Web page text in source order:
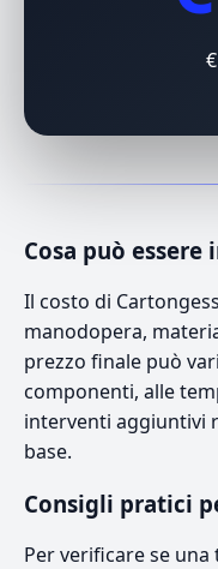
Cosa può essere
Il costo di
manodopera,
prezzo finale può
componenti, alle
interventi aggiuntivi
base.
Consigli pratici
Per verificare se